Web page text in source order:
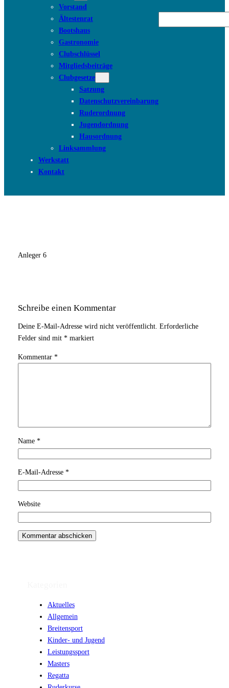
Vorstand
Ältestenrat
Bootshaus
Gastronomie
Clubschlüssel
Mitgliedsbeiträge
Clubgesetze
Satzung
Datenschutzvereinbarung
Ruderordnung
Jugendordnung
Hausordnung
Linksammlung
Werkstatt
Kontakt
Anleger 6
Schreibe einen Kommentar
Deine E-Mail-Adresse wird nicht veröffentlicht. Erforderliche
Felder sind mit *markiert
Kommentar *
Name *
E-Mail-Adresse *
Website
Aktuelles
Allgemein
Breitensport
Kinder- und Jugend
Leistungssport
Masters
Regatta